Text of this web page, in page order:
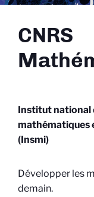
CNRS
Institut national
mathématiques
(Insmi)
Développer les
demain.